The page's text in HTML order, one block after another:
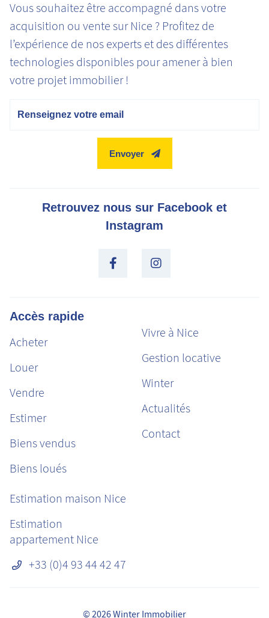
Vous souhaitez être accompagné dans votre
acquisition ou vente sur Nice ? Profitez de
l’expérience de nos experts et des différentes
technologies disponibles pour amener à bien
votre projet immobilier !
Envoyer
Retrouvez nous sur Facebook et
Instagram
Accès rapide
Acheter
Louer
Vendre
Estimer
Biens vendus
Biens loués
Vivre à Nice
Gestion locative
Winter
Actualités
Contact
Estimation maison Nice
Estimation
appartement Nice
+33 (0)4 93 44 42 47
© 2026 Winter Immobilier